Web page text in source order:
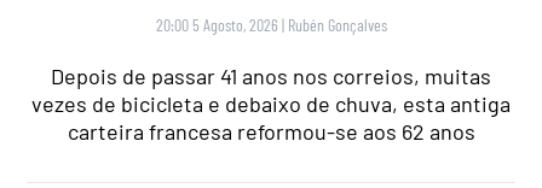
20:00 5 Agosto, 2026 | Rubén Gonçalves
Depois de passar 41 anos nos correios, muitas
vezes de bicicleta e debaixo de chuva, esta antiga
carteira francesa reformou-se aos 62 anos